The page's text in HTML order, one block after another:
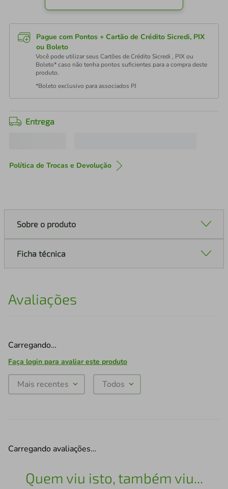
Pague com Pontos + Cartão de Crédito Sicredi, PIX
ou Boleto
Você pode utilizar seus Cartões de Crédito Sicredi , PIX ou
Boleto* caso não tenha pontos suficientes para a compra deste
produto.
*Boleto exclusivo para associados PJ
Entrega
Política de Trocas e Devolução
Sobre o produto
Ficha técnica
Avaliações
Carregando…
Faça login para avaliar este produto
Mais recentes Todos
Carregando avaliações…
Quem viu isto, também viu...